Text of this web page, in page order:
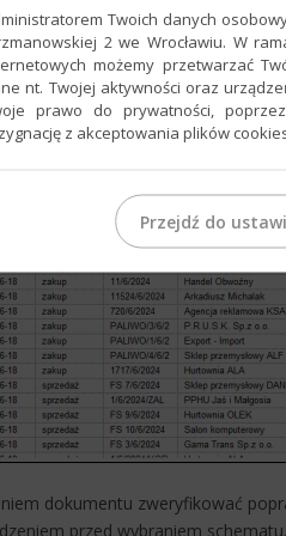
przyciskWprowadź z
dokumentu zweryfikować
przed wybraniem
Twoich danych
2 we Wrocławiu. W
możemy przetwarzać
nt. Twojej aktywności oraz
prawo do prywatności,
z akceptowania plików
Przejdź do